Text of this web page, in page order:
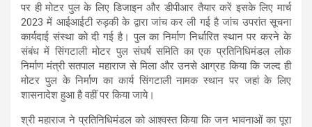
पर ही मोटर पुल के लिए डिजाइन और डीपीआर तैयार करें इसके लिए मार्च
2023 में आईआईटी रुड़की के द्वारा जांच कर ली गई है जांच उपरांत सूचना
कार्यदाई संस्था को दी गई है। पुल का निर्माण निर्धारित स्थान पर करने के
संबंध में सिंगटाली मोटर पुल संघर्ष समिति का एक प्रतिनिधिमंडल लोक
निर्माण मंत्री सतपाल महाराज से मिला और उनसे आग्रह किया कि जल्द ही
मोटर पुल के निर्माण का कार्य सिंगटाली नामक स्थान पर जहां के लिए
शासनादेश हुआ है वहीं पर किया जाये।
श्री महाराज ने प्रतिनिधिमंडल को आश्वस्त किया कि जन भावनाओं का पूरा